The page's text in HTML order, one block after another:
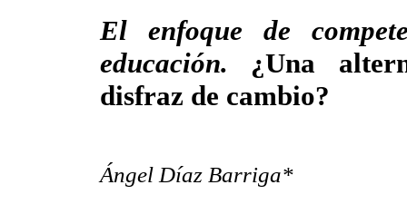
El enfoque de
educación. ¿Una
disfraz de cambio?
Ángel Díaz Barriga*